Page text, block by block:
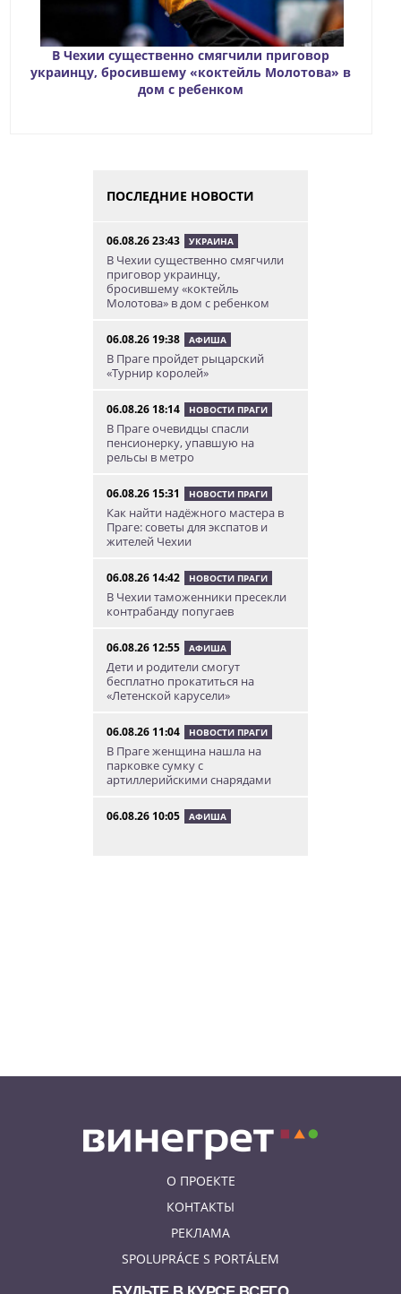
В Чехии существенно смягчили приговор
украинцу, бросившему «коктейль Молотова» в
дом с ребенком
ПОСЛЕДНИЕ НОВОСТИ
06.08.26 23:43 УКРАИНА
В Чехии существенно смягчили
приговор украинцу,
бросившему «коктейль
Молотова» в дом с ребенком
06.08.26 19:38 АФИША
В Праге пройдет рыцарский
«Турнир королей»
06.08.26 18:14 НОВОСТИ ПРАГИ
В Праге очевидцы спасли
пенсионерку, упавшую на
рельсы в метро
06.08.26 15:31 НОВОСТИ ПРАГИ
Как найти надёжного мастера в
Праге: советы для экспатов и
жителей Чехии
06.08.26 14:42 НОВОСТИ ПРАГИ
В Чехии таможенники пресекли
контрабанду попугаев
06.08.26 12:55 АФИША
Дети и родители смогут
бесплатно прокатиться на
«Летенской карусели»
06.08.26 11:04 НОВОСТИ ПРАГИ
В Праге женщина нашла на
парковке сумку с
артиллерийскими снарядами
06.08.26 10:05 АФИША
О ПРОЕКТЕ
КОНТАКТЫ
РЕКЛАМА
SPOLUPRÁCE S PORTÁLEM